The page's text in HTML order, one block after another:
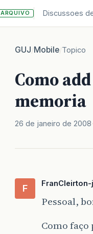
ARQUIVO Discussoes
GUJ/Mobile/Topico
Como
memoria
26 de janeiro de 2008
F FranCleirton-
Pessoal,
Como